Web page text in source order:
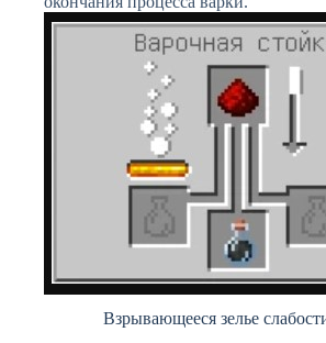
Взрывающееся зелье